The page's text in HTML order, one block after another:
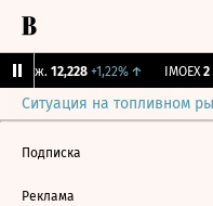
Бирж. 12,228 +1,22%↑ IMOEX 2
Ситуация на топливном
Подписка
Реклама